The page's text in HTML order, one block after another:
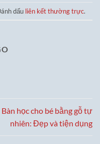
dấu liên kết thường trực.
Bàn học cho bé bằng gỗ tự
nhiên: Đẹp và tiện dụng